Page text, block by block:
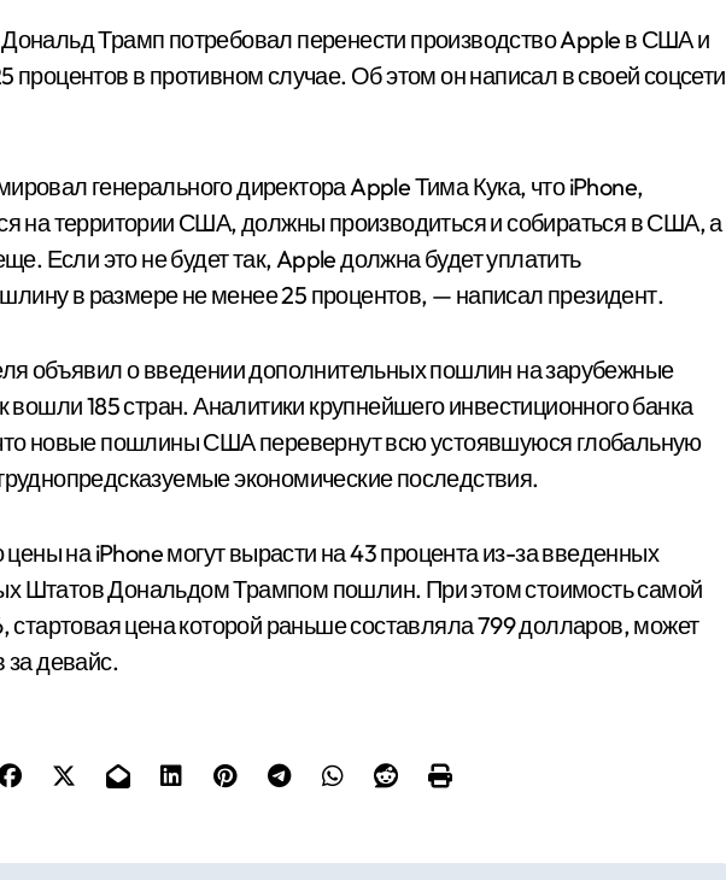
Трамп потребовал перенести производство Apple в США и
процентов в противном случае. Об этом он написал в своей соцсети
генерального директора Apple Тима Кука, что iPhone,
на территории США, должны производиться и собираться в США, а
Если это не будет так, Apple должна будет уплатить
в размере не менее 25 процентов, — написал президент.
объявил о введении дополнительных пошлин на зарубежные
вошли 185 стран. Аналитики крупнейшего инвестиционного банка
новые пошлины США перевернут всю устоявшуюся глобальную
экономические последствия.
цены на iPhone могут вырасти на 43 процента из-за введенных
Штатов Дональдом Трампом пошлин. При этом стоимость самой
стартовая цена которой раньше составляла 799 долларов, может
за девайс.